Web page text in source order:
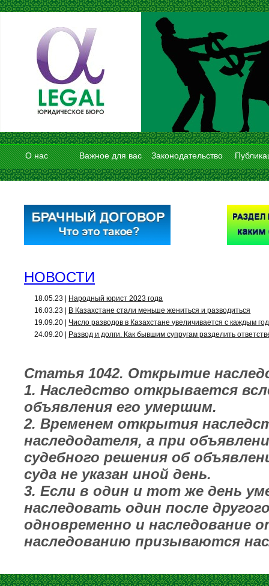
О нас Важное для вас Законодательство
НОВОСТИ
18.05.23 |
Народный юрист 2023 года
16.03.23 |
В Казахстане стали меньше жениться и разводиться
19.09.20 | Число разводов в Казахстане увеличивается с каждым
24.09.20 |
Развод и долги. Как бывшим супругам разделить
Статья 1042. Открытие
1. Наследство открывается
объявления его умершим.
2. Временем открытия
наследодателя, а при
судебного решения об
суда не указан иной день.
3. Если в один и тот же день
наследовать один после
одновременно и наследование
наследованию призываются